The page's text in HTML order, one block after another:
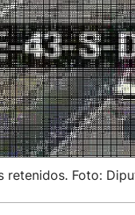
retenidos. Foto: